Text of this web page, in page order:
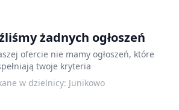
żadnych ogłoszeń
ofercie nie mamy ogłoszeń, które
twoje kryteria
w dzielnicy: Junikowo